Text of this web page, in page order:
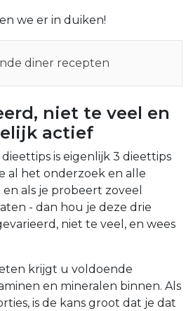
we er in duiken!
diner recepten
niet te veel en
actief
dieettips is eigenlijk 3 dieettips
al het onderzoek en alle
als je probeert zoveel
- dan hou je deze drie
niet te veel, en wees
krijgt u voldoende
en mineralen binnen. Als
is de kans groot dat je dat